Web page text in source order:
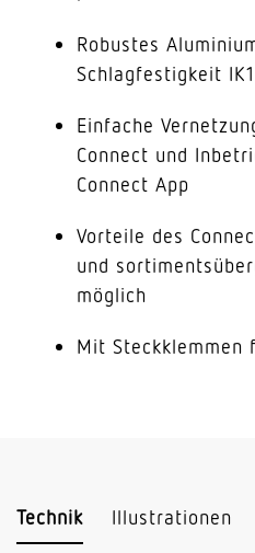
Robustes
Schlagfestigkeit
Einfache
Connect und
Connect App
Vorteile des
und
möglich
Mit Steckklemmen
Technik Illustrationen